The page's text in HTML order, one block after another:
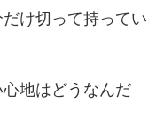
け切って持ってい
地はどうなんだ